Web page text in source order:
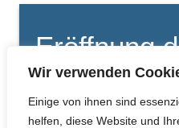
Wir verwenden
Einige von ihnen sind
helfen, diese Website und
Eröffnung
Bibliothek